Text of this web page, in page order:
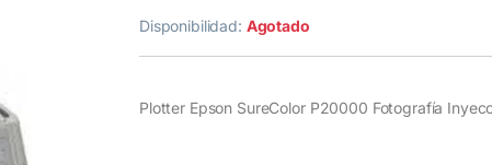
Disponibilidad: Agotado
Plotter Epson SureColor P20000 Fotografía